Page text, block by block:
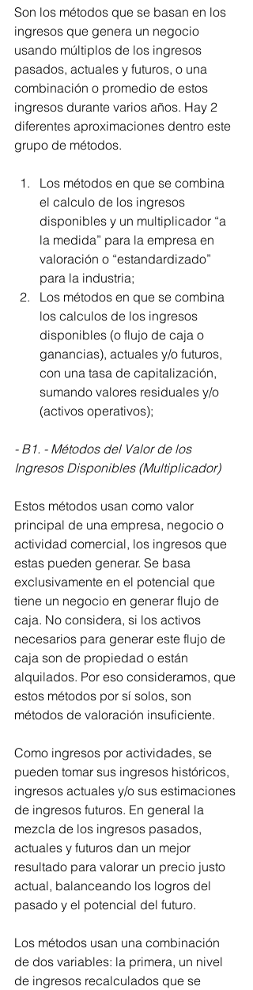
Son los métodos que se basan en los
ingresos que genera un negocio
usando múltiplos de los ingresos
pasados, actuales y futuros, o una
combinación o promedio de estos
ingresos durante varios años. Hay 2
diferentes aproximaciones dentro este
grupo de métodos.
Los métodos en que se combina
el calculo de los ingresos
disponibles y un multiplicador “a
la medida” para la empresa en
valoración o “estandardizado”
para la industria;
Los métodos en que se combina
los calculos de los ingresos
disponibles (o flujo de caja o
ganancias), actuales y/o futuros,
con una tasa de capitalización,
sumando valores residuales y/o
(activos operativos);
- B1. - Métodos del Valor de los
Ingresos Disponibles (Multiplicador)
Estos métodos usan como valor
principal de una empresa, negocio o
actividad comercial, los ingresos que
estas pueden generar. Se basa
exclusivamente en el potencial que
tiene un negocio en generar flujo de
caja. No considera, si los activos
necesarios para generar este flujo de
caja son de propiedad o están
alquilados. Por eso consideramos, que
estos métodos por sí solos, son
métodos de valoración insuficiente.
Como ingresos por actividades, se
pueden tomar sus ingresos históricos,
ingresos actuales y/o sus estimaciones
de ingresos futuros. En general la
mezcla de los ingresos pasados,
actuales y futuros dan un mejor
resultado para valorar un precio justo
actual, balanceando los logros del
pasado y el potencial del futuro.
Los métodos usan una combinación
de dos variables: la primera, un nivel
de ingresos recalculados que se